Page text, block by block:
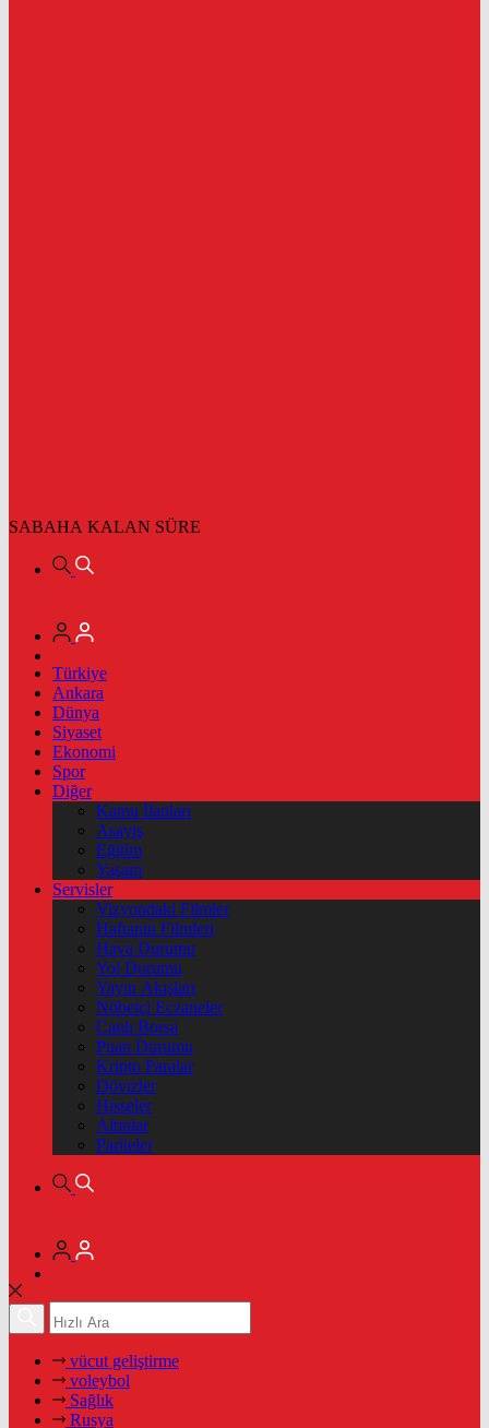
SABAHA KALAN SÜRE
Türkiye
Ankara
Dünya
Siyaset
Ekonomi
Spor
Diğer
Kamu İlanları
Asayiş
Eğitim
Yaşam
Servisler
Vizyondaki Filmler
Haftanin Filmleri
Hava Durumu
Yol Durumu
Yayın Akışları
Nöbetçi Eczaneler
Canlı Borsa
Puan Durumu
Kripto Paralar
Dövizler
Hisseler
Altınlar
Pariteler
vücut geliştirme
voleybol
Sağlık
Rusya